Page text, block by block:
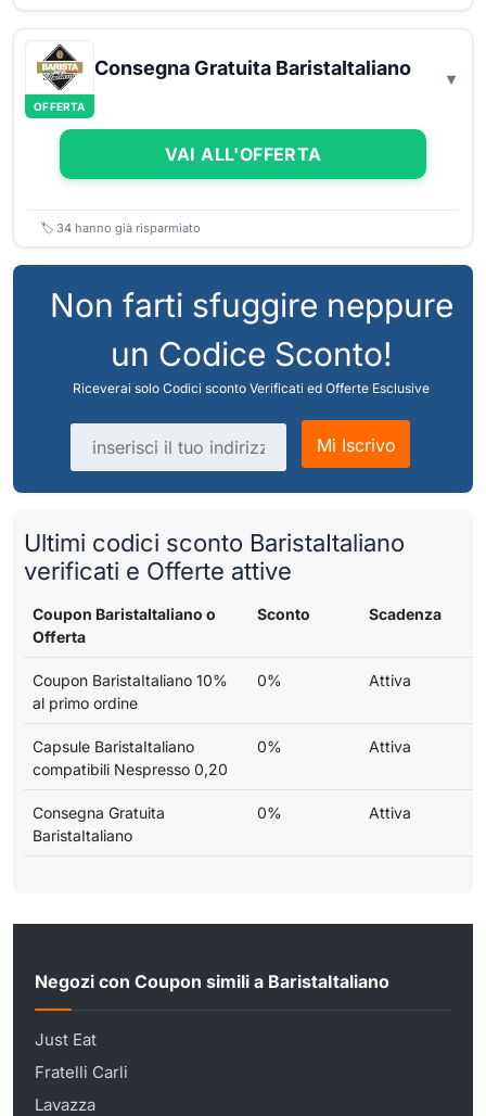
OFFERTA
Consegna Gratuita BaristaItaliano
VAI ALL'OFFERTA
🏷️ 34 hanno già risparmiato
Non farti sfuggire neppure
un Codice Sconto!
Riceverai solo Codici sconto Verificati ed Offerte Esclusive
Indirizzo email
Mi Iscrivo
Ultimi codici sconto BaristaItaliano
verificati e Offerte attive
Coupon BaristaItaliano o
Offerta
Sconto Scadenza
Coupon BaristaItaliano 10%
al primo ordine
0% Attiva
Capsule BaristaItaliano
compatibili Nespresso 0,20
0% Attiva
Consegna Gratuita
BaristaItaliano
0% Attiva
Negozi con Coupon simili a BaristaItaliano
Just Eat
Fratelli Carli
Lavazza